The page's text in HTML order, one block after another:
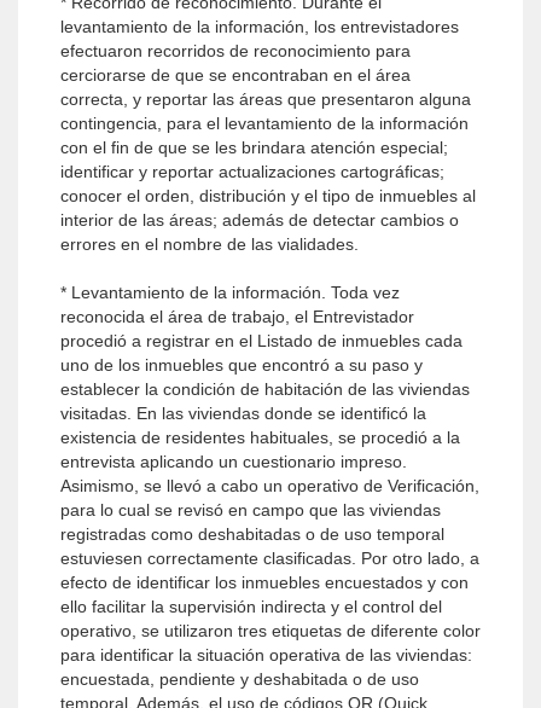
levantamiento de la información, los entrevistadores
efectuaron recorridos de reconocimiento para
cerciorarse de que se encontraban en el área
correcta, y reportar las áreas que presentaron alguna
contingencia, para el levantamiento de la información
con el fin de que se les brindara atención especial;
identificar y reportar actualizaciones cartográficas;
conocer el orden, distribución y el tipo de inmuebles al
interior de las áreas; además de detectar cambios o
errores en el nombre de las vialidades.
* Levantamiento de la información. Toda vez
reconocida el área de trabajo, el Entrevistador
procedió a registrar en el Listado de inmuebles cada
uno de los inmuebles que encontró a su paso y
establecer la condición de habitación de las viviendas
visitadas. En las viviendas donde se identificó la
existencia de residentes habituales, se procedió a la
entrevista aplicando un cuestionario impreso.
Asimismo, se llevó a cabo un operativo de Verificación,
para lo cual se revisó en campo que las viviendas
registradas como deshabitadas o de uso temporal
estuviesen correctamente clasificadas. Por otro lado, a
efecto de identificar los inmuebles encuestados y con
ello facilitar la supervisión indirecta y el control del
operativo, se utilizaron tres etiquetas de diferente color
para identificar la situación operativa de las viviendas:
encuestada, pendiente y deshabitada o de uso
temporal. Además, el uso de códigos QR (Quick